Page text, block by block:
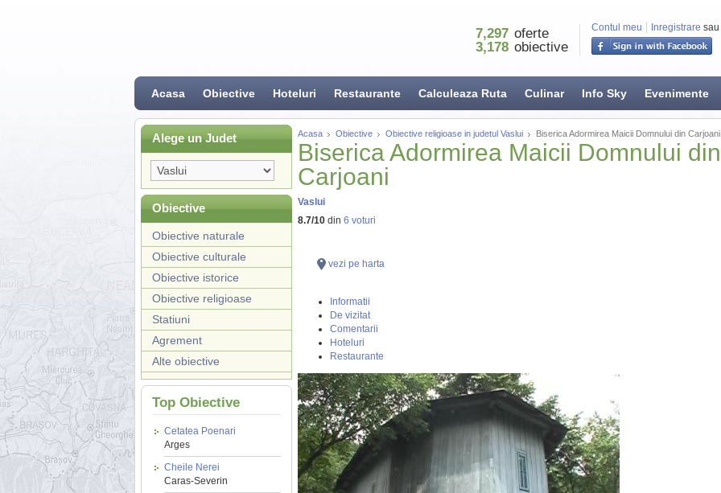
Contul meu Inregistrare sau
7,297 oferte
3,178 obiective
Acasa Obiective Hoteluri Restaurante Calculeaza Ruta Culinar Info Sky Evenimente
Alege un Judet
Obiective
Obiective naturale
Obiective culturale
Obiective istorice
Obiective religioase
Statiuni
Agrement
Alte obiective
Top Obiective
Cetatea Poenari
Arges
Cheile Nerei
Caras-Severin
Acasa Obiective Obiective religioase in judetul Vaslui Biserica Adormirea Maicii Domnului din Carjoani
Biserica Adormirea Maicii Domnului din
Carjoani
Vaslui
8.7/10din 6 voturi
vezi pe harta
Informatii
De vizitat
Comentarii
Hoteluri
Restaurante